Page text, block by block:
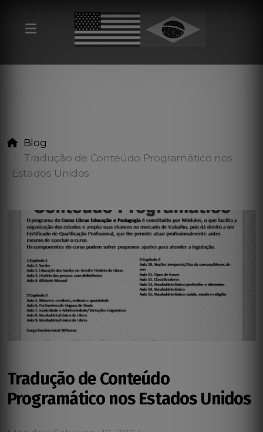
Blog
Tradução de Conteúdo Programático nos
Estados Unidos
Tradução de Conteúdo
Programático nos Estados Unidos